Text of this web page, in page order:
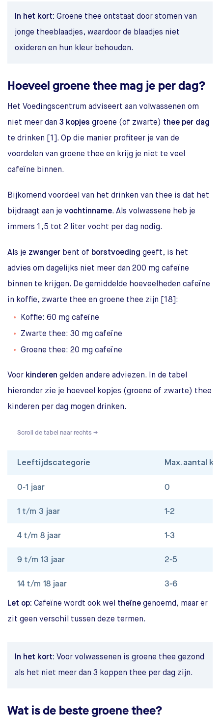
In het kort: Groene thee ontstaat door stomen van
jonge theeblaadjes, waardoor de blaadjes niet
oxideren en hun kleur behouden.
Hoeveel groene thee mag je per dag?
Het Voedingscentrum adviseert aan volwassenen om
niet meer dan 3 kopjes groene (of zwarte) thee per dag
te drinken [1]. Op die manier profiteer je van de
voordelen van groene thee en krijg je niet te veel
cafeïne binnen.
Bijkomend voordeel van het drinken van thee is dat het
bijdraagt aan je vochtinname. Als volwassene heb je
immers 1,5 tot 2 liter vocht per dag nodig.
Als je zwanger bent of borstvoeding geeft, is het
advies om dagelijks niet meer dan 200 mg cafeïne
binnen te krijgen. De gemiddelde hoeveelheden cafeïne
in koffie, zwarte thee en groene thee zijn [18]:
Koffie: 60 mg cafeïne
Zwarte thee: 30 mg cafeïne
Groene thee: 20 mg cafeïne
Voor kinderen gelden andere adviezen. In de tabel
hieronder zie je hoeveel kopjes (groene of zwarte) thee
kinderen per dag mogen drinken.
Scroll de tabel naar rechts →
Leeftijdscategorie Max. aantal
0-1 jaar 0
1 t/m 3 jaar 1-2
4 t/m 8 jaar 1-3
9 t/m 13 jaar 2-5
14 t/m 18 jaar 3-6
Let op: Cafeïne wordt ook wel theïne genoemd, maar er
zit geen verschil tussen deze termen.
In het kort: Voor volwassenen is groene thee gezond
als het niet meer dan 3 koppen thee per dag zijn.
Wat is de beste groene thee?